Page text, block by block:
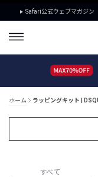
Safari公式ウェブマガジン
ホーム ラッピングキット |
すべて